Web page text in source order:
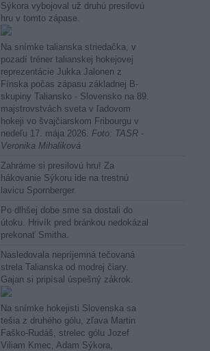
Sýkora vybojoval už druhú presilovú
hru v tomto zápase.
Na snímke talianska striedačka, v
pozadí tréner talianskej hokejovej
reprezentácie Jukka Jalonen z
Fínska počas zápasu základnej B-
skupiny Taliansko - Slovensko na 89.
majstrovstvách sveta v ľadovom
hokeji vo švajčiarskom Fribourgu v
nedeľu 17. mája 2026. Foto: TASR -
Veronika Mihaliková
Zahráme si presilovú hru! Za
hákovanie Sýkoru ide na trestnú
lavicu Spornberger.
Po dlhšej dobe sme sa dostali do
útoku. Hrivík pred bránkou nedokázal
prekonať Smitha.
Nasledovala nepríjemná tečovaná
strela Talianska od modrej čiary.
Gajan si pripísal úspešný zákrok.
Na snímke hokejisti Slovenska sa
tešia z druhého gólu, zľava Martin
Faško-Rudáš, strelec gólu Jozef
Viliam Kmec, Adam Sýkora,